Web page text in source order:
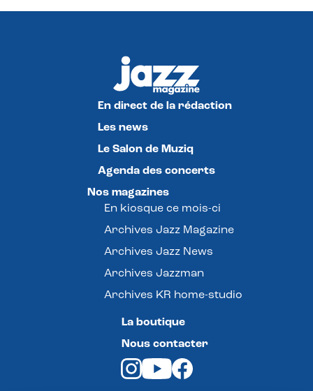
En direct de la rédaction
Les news
Le Salon de Muziq
Agenda des concerts
Nos magazines
En kiosque ce mois-ci
Archives Jazz Magazine
Archives Jazz News
Archives Jazzman
Archives KR home-studio
La boutique
Nous contacter